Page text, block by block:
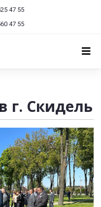
47 55
47 55
г. Скидель